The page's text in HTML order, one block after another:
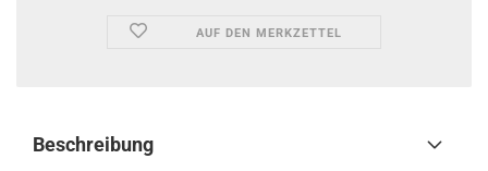
AUF DEN MERKZETTEL
Beschreibung